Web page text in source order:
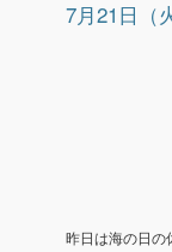
7月21日（
昨日は海の日の